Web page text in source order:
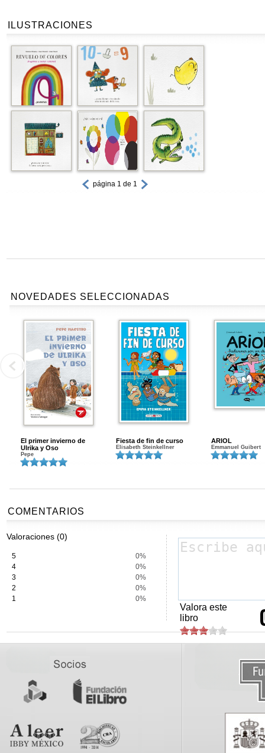
ILUSTRACIONES
página 1 de 1
NOVEDADES SELECCIONADAS
El primer invierno de
Ulrika y Oso
Pepe
Fiesta de fin de curso
Elisabeth Steinkellner
ARIOL
Emmanuel Guibert
COMENTARIOS
Valoraciones (0)
5
0%
4
0%
3
0%
2
0%
1
0%
Valora este
libro